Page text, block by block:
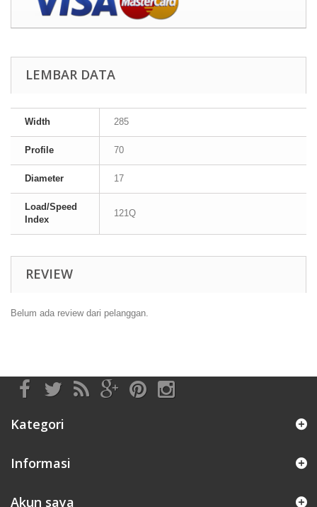
LEMBAR DATA
Width 285
Profile 70
Diameter 17
Load/Speed
Index
121Q
REVIEW
Belum ada review dari pelanggan.
Kategori
Informasi
Akun saya